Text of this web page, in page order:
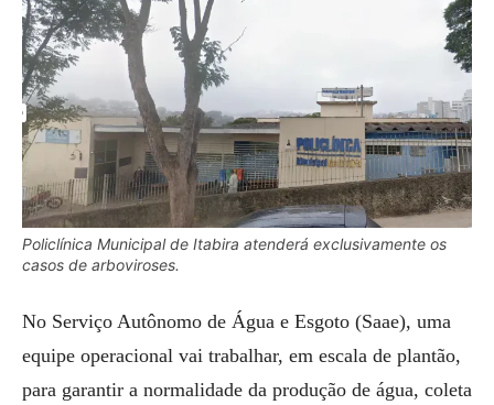
Policlínica Municipal de Itabira atenderá exclusivamente os
casos de arboviroses.
No Serviço Autônomo de Água e Esgoto (Saae), uma
equipe operacional vai trabalhar, em escala de plantão,
para garantir a normalidade da produção de água, coleta